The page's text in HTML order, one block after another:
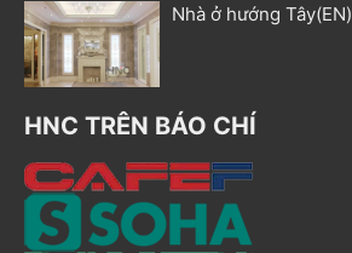
Nhà ở hướng Tây(EN)
HNC TRÊN BÁO CHÍ